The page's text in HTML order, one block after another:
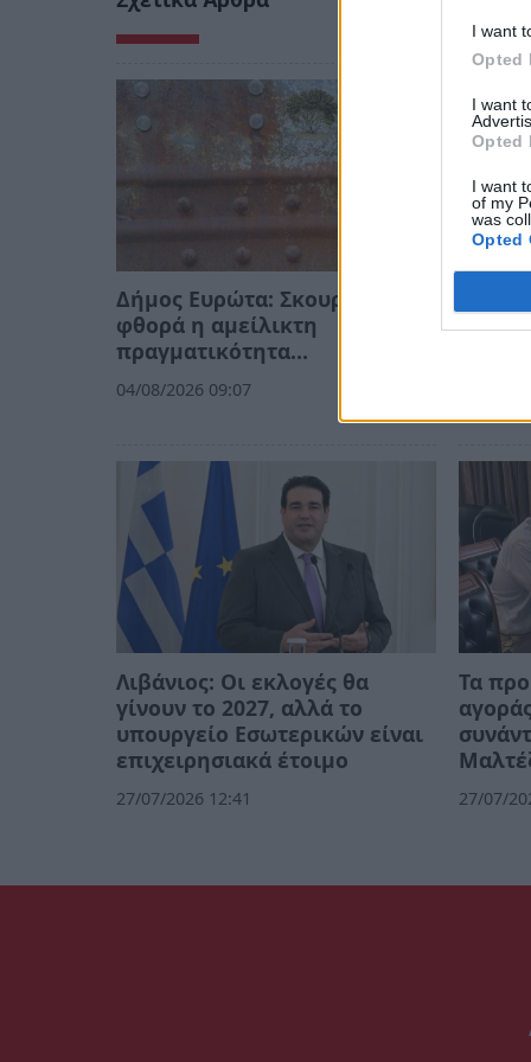
I want
Opted
I want
Opted
I want
of my
was
Opted
Δήμος Ευρώτα: Σκουριά και
φθορά η αμείλικτη
πραγματικότητα…
04/08/2026 09:07
2026:
30/07/
Λιβάνιος: Οι εκλογές θα
γίνουν το 2027, αλλά το
υπουργείο Εσωτερικών είναι
επιχειρησιακά έτοιμο
27/07/2026 12:41
Τα
27/07/